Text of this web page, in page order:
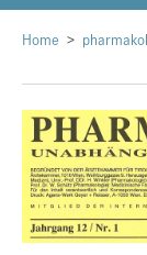
Über
Home